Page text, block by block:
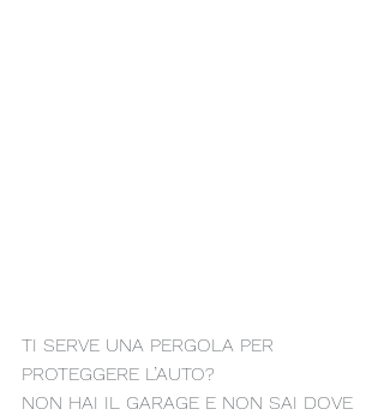
TI SERVE UNA PERGOLA PER
PROTEGGERE L’AUTO?
NON HAI IL GARAGE E NON SAI DOVE